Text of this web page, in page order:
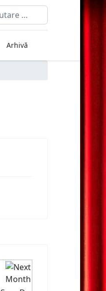
Arhivă